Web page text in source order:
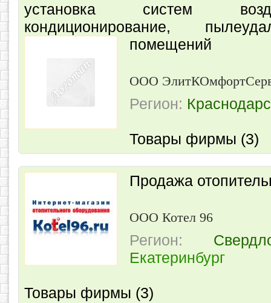
установка систем
кондиционирование,
помещений
ООО
Регион:
Товары фирмы (3)
Продажа
ООО Котел 96
Регион:
Екатеринбург
Товары фирмы (3)